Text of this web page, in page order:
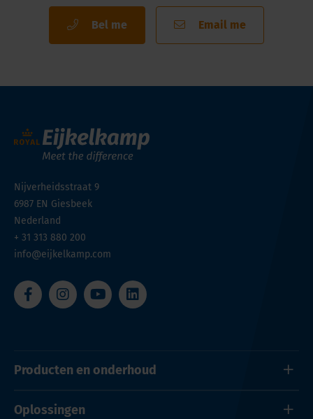
Bel me Email me
Nijverheidsstraat 9
6987 EN Giesbeek
Nederland
+ 31 313 880 200
info@eijkelkamp.com
Producten en onderhoud
Oplossingen